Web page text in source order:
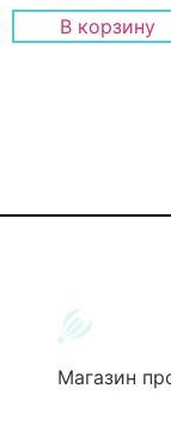
В корзину
Магазин